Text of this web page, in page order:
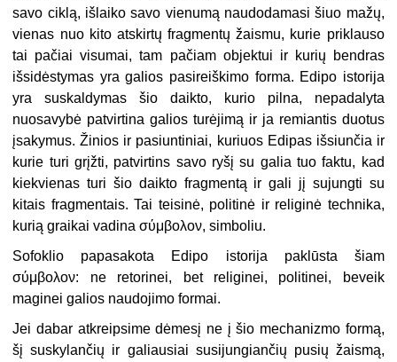
savo ciklą, išlaiko savo vienumą naudodamasi šiuo mažų,
vienas nuo kito atskirtų fragmentų žaismu, kurie priklauso
tai pačiai visumai, tam pačiam objektui ir kurių bendras
išsidėstymas yra galios pasireiškimo forma. Edipo istorija
yra suskaldymas šio daikto, kurio pilna, nepadalyta
nuosavybė patvirtina galios turėjimą ir ja remiantis duotus
įsakymus. Žinios ir pasiuntiniai, kuriuos Edipas išsiunčia ir
kurie turi grįžti, patvirtins savo ryšį su galia tuo faktu, kad
kiekvienas turi šio daikto fragmentą ir gali jį sujungti su
kitais fragmentais. Tai teisinė, politinė ir religinė technika,
kurią graikai vadina σύμβολον, simboliu.
Sofoklio papasakota Edipo istorija paklūsta šiam
σύμβολον: ne retorinei, bet religinei, politinei, beveik
maginei galios naudojimo formai.
Jei dabar atkreipsime dėmesį ne į šio mechanizmo formą,
šį suskylančių ir galiausiai susijungiančių pusių žaismą,